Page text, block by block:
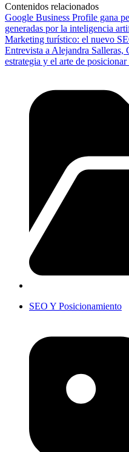
Contenidos relacionados
Google Business Profile gana
generadas por la inteligencia
Marketing turístico: el nuevo
Entrevista a Alejandra
estrategia y el arte de
SEO Y Posicionamiento